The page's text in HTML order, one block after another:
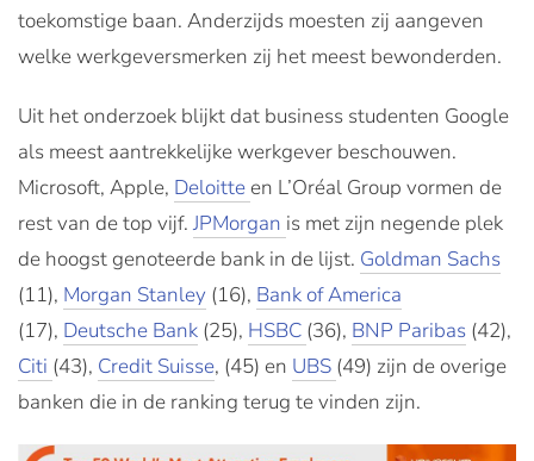
toekomstige baan. Anderzijds moesten zij aangeven
welke werkgeversmerken zij het meest bewonderden.
Uit het onderzoek blijkt dat business studenten Google
als meest aantrekkelijke werkgever beschouwen.
Microsoft, Apple, Deloitte en L’Oréal Group vormen de
rest van de top vijf. JPMorgan is met zijn negende plek
de hoogst genoteerde bank in de lijst. Goldman Sachs
(11), Morgan Stanley (16), Bank of America
(17), Deutsche Bank (25), HSBC (36), BNP Paribas (42),
Citi (43), Credit Suisse, (45) en UBS (49) zijn de overige
banken die in de ranking terug te vinden zijn.